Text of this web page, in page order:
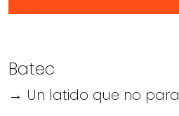
Batec
→ Un latido que no para